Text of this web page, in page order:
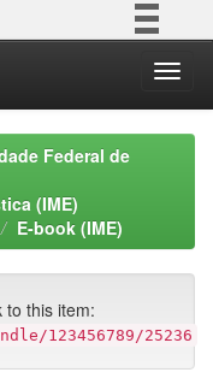
Participe
à informação
Legislação
Canais
Federal de
(IME)
E-book (IME)
to this item:
123456789/25236